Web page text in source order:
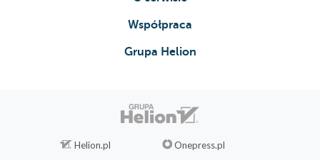
Współpraca
Grupa Helion
Helion.pl
Onepress.pl